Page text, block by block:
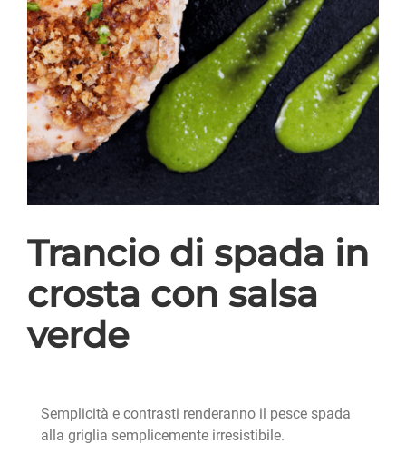
Trancio di spada in
crosta con salsa
verde
Semplicità e contrasti renderanno il pesce spada
alla griglia semplicemente irresistibile.